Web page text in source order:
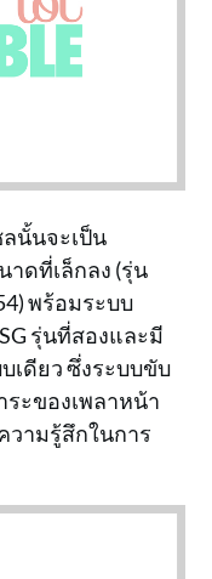
นั้นจะเป็น
าดที่เล็กลง (รุ่น
พร้อมระบบ
รุ่นที่สองและมี
เดียว ซึ่งระบบขับ
ะของเพลาหน้า
วามรู้สึกในการ